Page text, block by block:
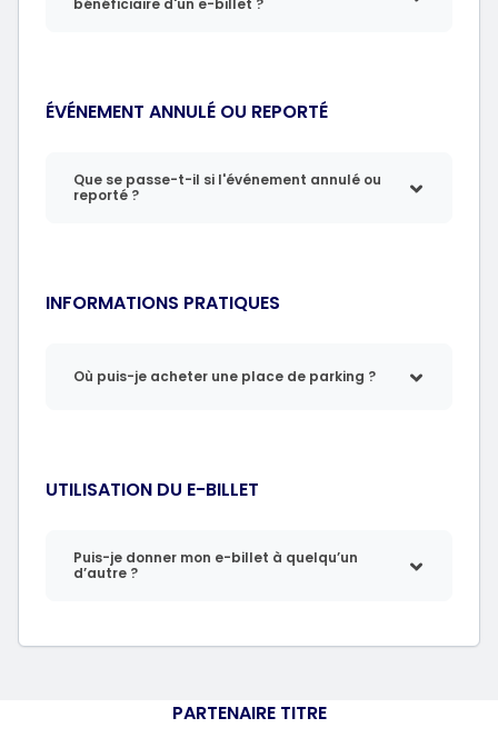
bénéficiaire d'un e-billet ?
ÉVÉNEMENT ANNULÉ OU REPORTÉ
Que se passe-t-il si l'événement annulé ou
reporté ?
INFORMATIONS PRATIQUES
Où puis-je acheter une place de parking ?
UTILISATION DU E-BILLET
Puis-je donner mon e-billet à quelqu’un
d’autre ?
PARTENAIRE TITRE